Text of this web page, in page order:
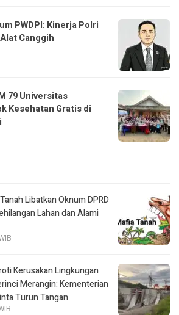
PWDPI: Kinerja Polri
Canggih
79 Universitas
Kesehatan Gratis di
Libatkan Oknum DPRD
Lahan dan Alami
Kerusakan Lingkungan
Merangin: Kementerian
Turun Tangan